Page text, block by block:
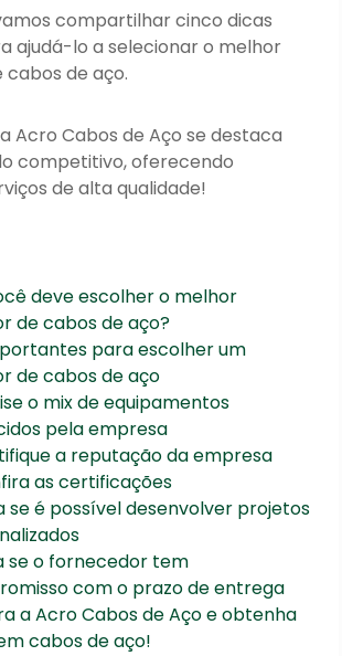
compartilhar cinco dicas
ajudá-lo a selecionar o melhor
de aço.
Acro Cabos de Aço se destaca
competitivo, oferecendo
de alta qualidade!
deve escolher o melhor
de cabos de aço?
para escolher um
de cabos de aço
o mix de equipamentos
pela empresa
a reputação da empresa
as certificações
se é possível desenvolver projetos
se o fornecedor tem
com o prazo de entrega
a Acro Cabos de Aço e obtenha
cabos de aço!